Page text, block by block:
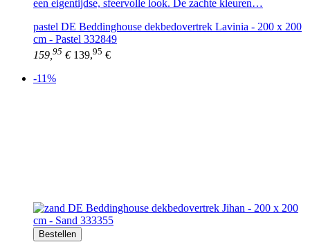
een eigentijdse, sfeervolle look. De zachte kleuren…
pastel DE Beddinghouse dekbedovertrek Lavinia - 200 x 200
cm - Pastel 332849
159, 95 € 139,95 €
-11%
Bestellen